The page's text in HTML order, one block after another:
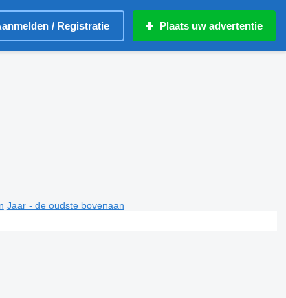
/ Registratie Plaats uw advertentie
Jaar - de oudste bovenaan